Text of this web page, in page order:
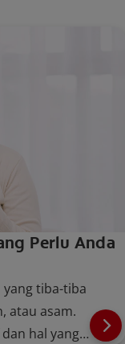
Perlu Anda
tiba-tiba
atau asam.
hal yang